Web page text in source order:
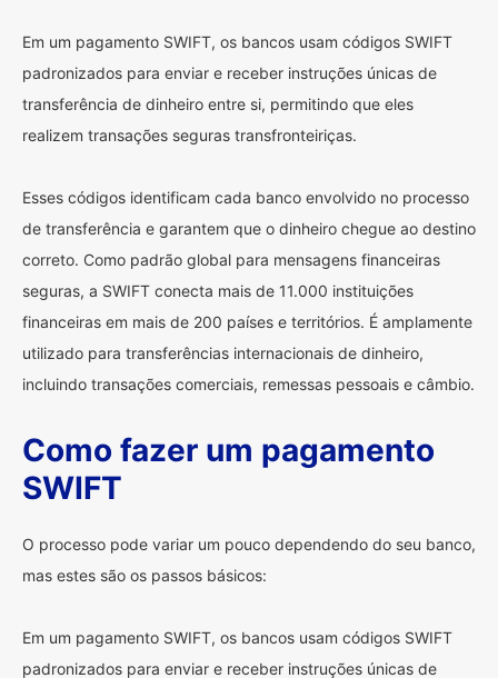
Em um pagamento SWIFT, os bancos usam códigos SWIFT
padronizados para enviar e receber instruções únicas de
transferência de dinheiro entre si, permitindo que eles
realizem transações seguras transfronteiriças.
Esses códigos identificam cada banco envolvido no processo
de transferência e garantem que o dinheiro chegue ao destino
correto. Como padrão global para mensagens financeiras
seguras, a SWIFT conecta mais de 11.000 instituições
financeiras em mais de 200 países e territórios. É amplamente
utilizado para transferências internacionais de dinheiro,
incluindo transações comerciais, remessas pessoais e câmbio.
Como fazer um pagamento
SWIFT
O processo pode variar um pouco dependendo do seu banco,
mas estes são os passos básicos:
Em um pagamento SWIFT, os bancos usam códigos SWIFT
padronizados para enviar e receber instruções únicas de